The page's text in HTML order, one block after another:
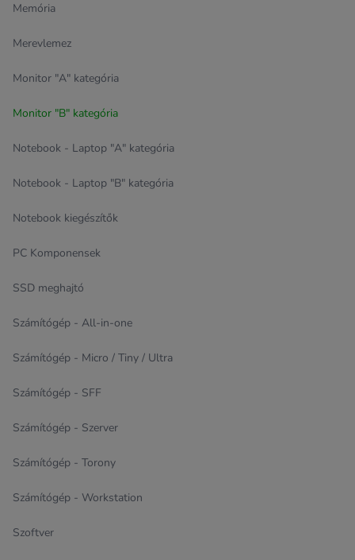
Memória
Merevlemez
Monitor "A" kategória
Monitor "B" kategória
Notebook - Laptop "A" kategória
Notebook - Laptop "B" kategória
Notebook kiegészítők
PC Komponensek
SSD meghajtó
Számítógép - All-in-one
Számítógép - Micro / Tiny / Ultra
Számítógép - SFF
Számítógép - Szerver
Számítógép - Torony
Számítógép - Workstation
Szoftver